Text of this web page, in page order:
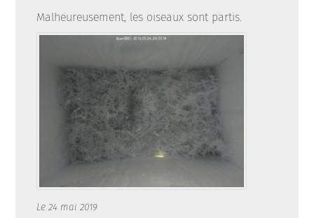
Malheureusement, les oiseaux sont partis.
Le 24 mai 2019